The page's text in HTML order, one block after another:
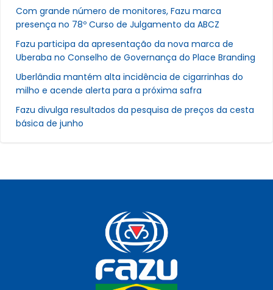
Com grande número de monitores, Fazu marca
presença no 78º Curso de Julgamento da ABCZ
Fazu participa da apresentação da nova marca de
Uberaba no Conselho de Governança do Place Branding
Uberlândia mantém alta incidência de cigarrinhas do
milho e acende alerta para a próxima safra
Fazu divulga resultados da pesquisa de preços da cesta
básica de junho